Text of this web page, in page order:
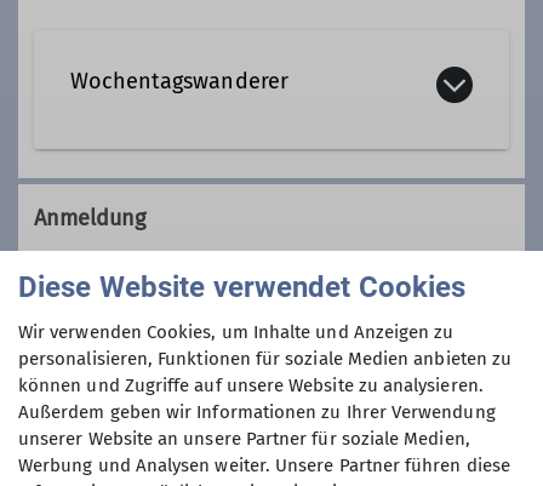
Wochentagswanderer
Wir sind eine Gemeinschaft von
Wanderfreunden innerhalb der
Sektion, die
Dienstag und Mittwoch , aber auch an
anderen Wochentagen in freier Natur
unterwegs sind.
Wer kann sich das wochentags
leisten?
Nun, alle die aus dem Berufsleben
ausgeschieden sind oder sonst über
Anmeldung
Anmeldung per Telefon bevorzugt, nur am
Anmeldung ab
19.05.2025
Diese Website verwendet Cookies
Wir verwenden Cookies, um Inhalte und Anzeigen zu
personalisieren, Funktionen für soziale Medien anbieten zu
können und Zugriffe auf unsere Website zu analysieren.
Außerdem geben wir Informationen zu Ihrer Verwendung
unserer Website an unsere Partner für soziale Medien,
Werbung und Analysen weiter. Unsere Partner führen diese